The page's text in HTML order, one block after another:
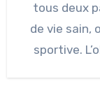
tous deux
de vie sain,
sportive.